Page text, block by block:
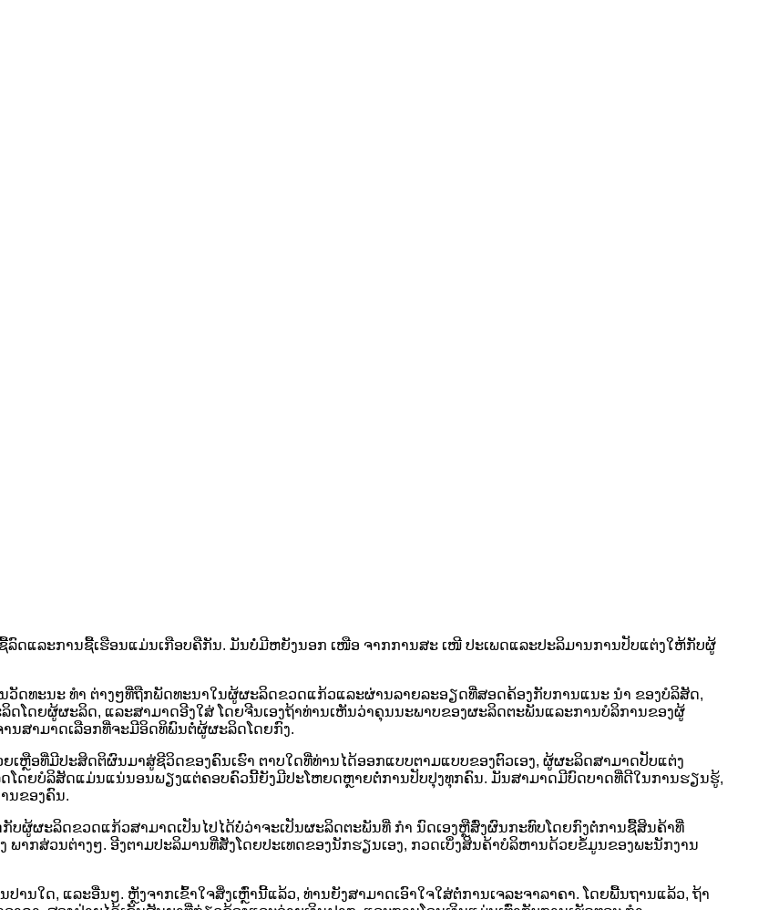
ດແລະການຊື້ເຮືອນແມ່ນເກືອບຄືກັນ. ມັນບໍ່ມີຫຍັງນອກ ເໜືອ ຈາກການສະ ເໜີ ປະເພດແລະປະລິມານການປັບແຕ່ງໃຫ້ກັບຜູ້
ດທະນະ ທຳ ຕ່າງໆທີ່ຖືກພັດທະນາໃນຜູ້ຜະລິດຂວດແກ້ວແລະຜ່ານລາຍລະອຽດທີ່ສອດຄ້ອງກັບການແນະ ນຳ ຂອງບໍລິສັດ,
ໂດຍຜູ້ຜະລິດ, ແລະສາມາດອີງໃສ່ ໂດຍຈີນເອງຖ້າທ່ານເຫັນວ່າຄຸນນະພາບຂອງຜະລິດຕະພັນແລະການບໍລິການຂອງຜູ້
ນສາມາດເລືອກທີ່ຈະມີອິດທິພົນຕໍ່ຜູ້ຜະລິດໂດຍກົງ.
ເຫຼືອທີ່ມີປະສິດຕິຜົນມາສູ່ຊີວິດຂອງຄົນເຮົາ ຕາບໃດທີ່ທ່ານໄດ້ອອກແບບຕາມແບບຂອງຕົວເອງ, ຜູ້ຜະລິດສາມາດປັບແຕ່ງ
ໂດຍບໍລິສັດແມ່ນແນ່ນອນພຽງແຕ່ຄອບຄົວນີ້ຍັງມີປະໂຫຍດຫຼາຍຕໍ່ການປັບປຸງທຸກຄົນ. ມັນສາມາດມີບົດບາດທີ່ດີໃນການຮຽນຮູ້,
ນຂອງຄົນ.
ບຜູ້ຜະລິດຂວດແກ້ວສາມາດເປັນໄປໄດ້ບໍ່ວ່າຈະເປັນຜະລິດຕະພັນທີ່ ກຳ ນົດເອງຫຼືສົ່ງຜົນກະທົບໂດຍກົງຕໍ່ການຊື້ສິນຄ້າທີ່
ພາກສ່ວນຕ່າງໆ. ອີງຕາມປະລິມານທີ່ສັ່ງໂດຍປະເທດຂອງນັກຮຽນເອງ, ກວດເບິ່ງສິນຄ້າບໍລິຫານດ້ວຍຂໍ້ມູນຂອງພະນັກງານ
ານໃດ, ແລະອື່ນໆ. ຫຼັງຈາກເຂົ້າໃຈສິ່ງເຫຼົ່ານີ້ແລ້ວ, ທ່ານຍັງສາມາດເອົາໃຈໃສ່ຕໍ່ການເຈລະຈາລາຄາ. ໂດຍພື້ນຖານແລ້ວ, ຖ້າ